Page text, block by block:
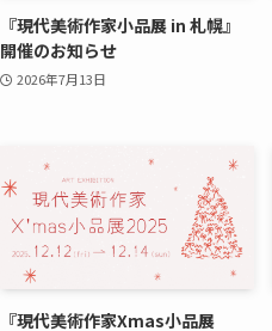
『現代美術作家小品展 in 札幌』
開催のお知らせ
2026年7月13日
『現代美術作家Xmas小品展